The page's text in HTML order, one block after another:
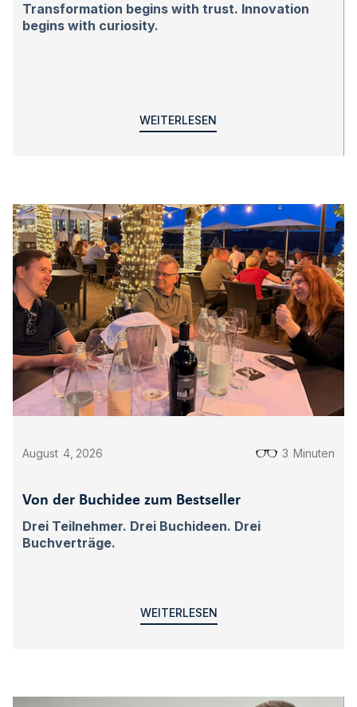
Transformation begins with trust. Innovation
begins with curiosity.
WEITERLESEN
August 4 2026 3 Minuten
Von der Buchidee zum Bestseller
Drei Teilnehmer. Drei Buchideen. Drei
Buchverträge.
WEITERLESEN